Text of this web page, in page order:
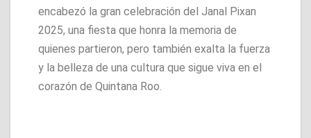
encabezó la gran celebración del Janal Pixan
2025, una fiesta que honra la memoria de
quienes partieron, pero también exalta la fuerza
y la belleza de una cultura que sigue viva en el
corazón de Quintana Roo.